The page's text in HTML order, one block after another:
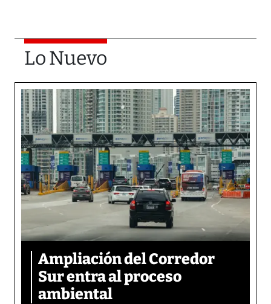
Lo Nuevo
Ampliación del Corredor
Sur entra al proceso
ambiental